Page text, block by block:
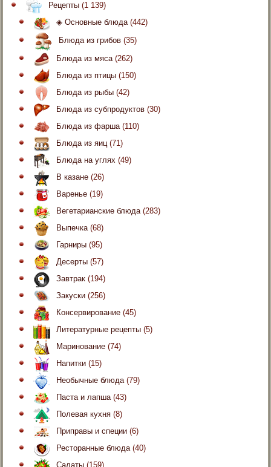
Рецепты (1 139)
◈ Основные блюда(442)
Блюда из грибов (35)
Блюда из мяса(262)
Блюда из птицы (150)
Блюда из рыбы (42)
Блюда из субпродуктов (30)
Блюда из фарша(110)
Блюда из яиц(71)
Блюда на углях (49)
В казане (26)
Варенье (19)
Вегетарианские блюда(283)
Выпечка(68)
Гарниры (95)
Десерты (57)
Завтрак (194)
Закуски (256)
Консервирование (45)
Литературные рецепты (5)
Маринование (74)
Напитки (15)
Необычные блюда(79)
Паста и лапша(43)
Полевая кухня (8)
Приправы и специи (6)
Ресторанные блюда(40)
Салаты (159)